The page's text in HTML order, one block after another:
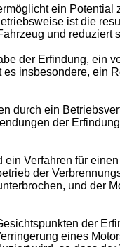
ein Potential
ist die
und reduziert
der Erfindung, ein
es insbesondere, ein
durch ein
der
ein Verfahren für
der
und der
der
eines